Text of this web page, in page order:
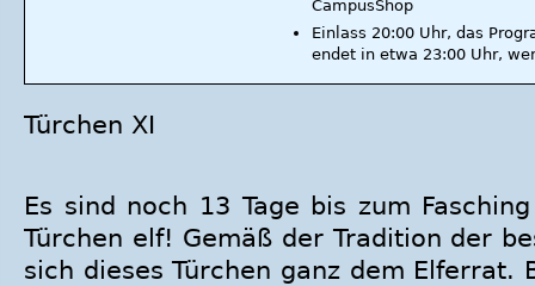
CampusShop
Einlass 20:00 Uhr, das
endet in etwa 23:00 Uhr,
Türchen XI
Es sind noch 13 Tage bis zum
Türchen elf! Gemäß der Tradition der
sich dieses Türchen ganz dem Elferrat.